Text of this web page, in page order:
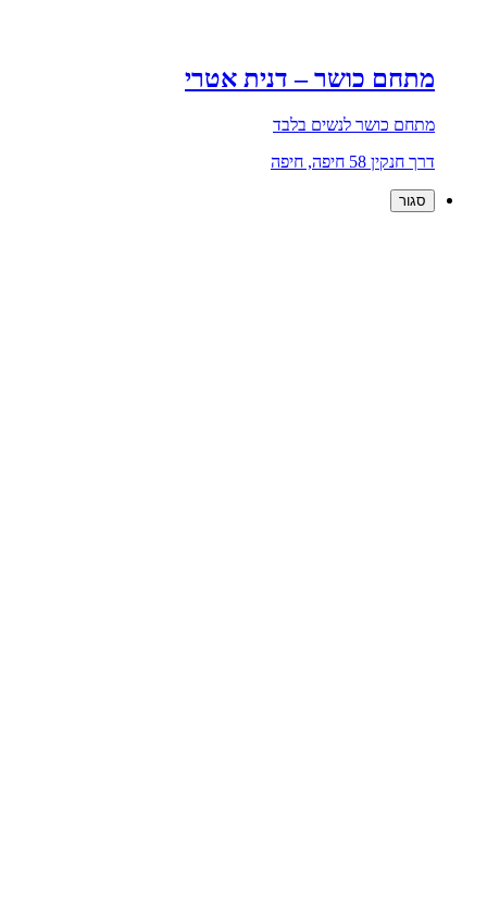
מתחם כושר – דנית אטרי
מתחם כושר לנשים בלבד
דרך חנקין 58 חיפה, חיפה
סגור